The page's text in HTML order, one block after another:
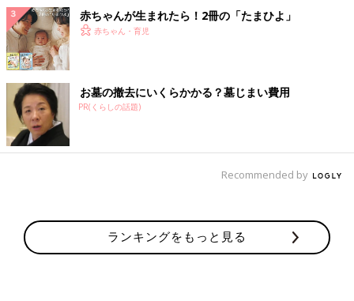
入。生地もやわらかくてしっかり、タグも外側についているそう
です。おそろいのスタイと靴下は
か。赤がアクセントになっていてかわいいですね。
かわいい怪獣が出現！
赤ちゃんが生まれたら！2冊の「たまひよ」
赤ちゃん・育児
お墓の撤去にいくらかかる？墓じまい費用
PR(くらしの話題)
Recommended by
ランキングをもっと見る